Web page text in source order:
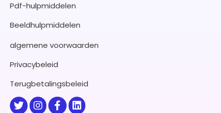
Pdf-hulpmiddelen
Beeldhulpmiddelen
algemene voorwaarden
Privacybeleid
Terugbetalingsbeleid